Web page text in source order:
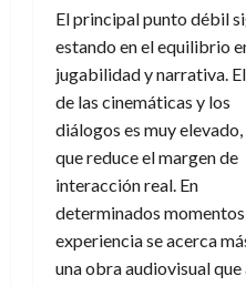
El principal punto débil
estando en el equilibrio
jugabilidad y narrativa.
de las cinemáticas y los
diálogos es muy elevado,
que reduce el margen de
interacción real. En
determinados
experiencia se acerca
una obra audiovisual que